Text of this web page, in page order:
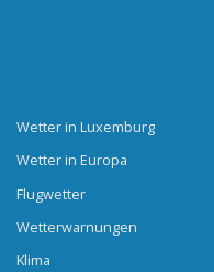
Wetter in Luxemburg
Wetter in Europa
Flugwetter
Wetterwarnungen
Klima